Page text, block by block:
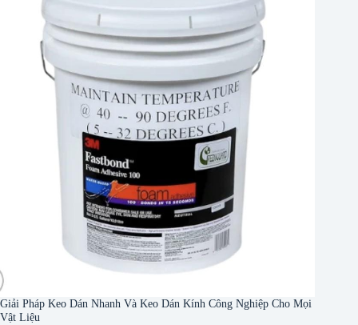
Giải Pháp Keo Dán Nhanh Và Keo Dán Kính Công Nghiệp Cho Mọi
Vật Liệu